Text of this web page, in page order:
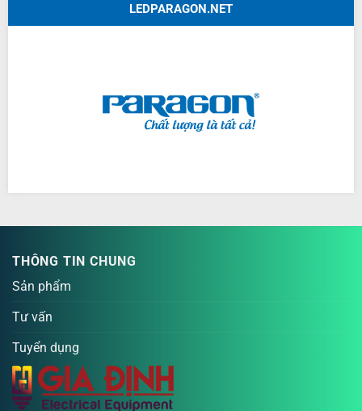
LEDPARAGON.NET
THÔNG TIN CHUNG
Sản phẩm
Tư vấn
Tuyển dụng